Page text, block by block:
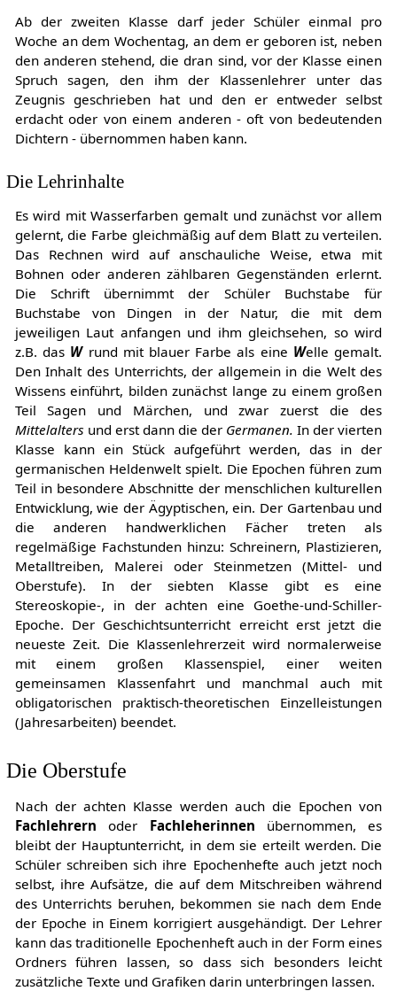
Ab der zweiten Klasse darf jeder Schüler einmal pro
Woche an dem Wochentag, an dem er geboren ist, neben
den anderen stehend, die dran sind, vor der Klasse einen
Spruch sagen, den ihm der Klassenlehrer unter das
Zeugnis geschrieben hat und den er entweder selbst
erdacht oder von einem anderen - oft von bedeutenden
Dichtern - übernommen haben kann.
Die Lehrinhalte
Es wird mit Wasserfarben gemalt und zunächst vor allem
gelernt, die Farbe gleichmäßig auf dem Blatt zu verteilen.
Das Rechnen wird auf anschauliche Weise, etwa mit
Bohnen oder anderen zählbaren Gegenständen erlernt.
Die Schrift übernimmt der Schüler Buchstabe für
Buchstabe von Dingen in der Natur, die mit dem
jeweiligen Laut anfangen und ihm gleichsehen, so wird
z.B. das Wrund mit blauer Farbe als eine Welle gemalt.
Den Inhalt des Unterrichts, der allgemein in die Welt des
Wissens einführt, bilden zunächst lange zu einem großen
Teil Sagen und Märchen, und zwar zuerst die des
Mittelalters und erst dann die der Germanen. In der vierten
Klasse kann ein Stück aufgeführt werden, das in der
germanischen Heldenwelt spielt. Die Epochen führen zum
Teil in besondere Abschnitte der menschlichen kulturellen
Entwicklung, wie der Ägyptischen, ein. Der Gartenbau und
die anderen handwerklichen Fächer treten als
regelmäßige Fachstunden hinzu: Schreinern, Plastizieren,
Metalltreiben, Malerei oder Steinmetzen (Mittel- und
Oberstufe). In der siebten Klasse gibt es eine
Stereoskopie-, in der achten eine Goethe-und-Schiller-
Epoche. Der Geschichtsunterricht erreicht erst jetzt die
neueste Zeit. Die Klassenlehrerzeit wird normalerweise
mit einem großen Klassenspiel, einer weiten
gemeinsamen Klassenfahrt und manchmal auch mit
obligatorischen praktisch-theoretischen Einzelleistungen
(Jahresarbeiten) beendet.
Die Oberstufe
Nach der achten Klasse werden auch die Epochen von
Fachlehrern oder Fachleherinnen übernommen, es
bleibt der Hauptunterricht, in dem sie erteilt werden. Die
Schüler schreiben sich ihre Epochenhefte auch jetzt noch
selbst, ihre Aufsätze, die auf dem Mitschreiben während
des Unterrichts beruhen, bekommen sie nach dem Ende
der Epoche in Einem korrigiert ausgehändigt. Der Lehrer
kann das traditionelle Epochenheft auch in der Form eines
Ordners führen lassen, so dass sich besonders leicht
zusätzliche Texte und Grafiken darin unterbringen lassen.